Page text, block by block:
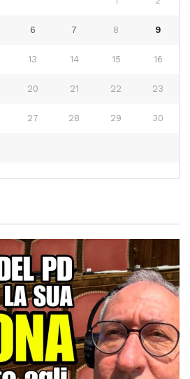
6 7 8 9
13 14 15 16
20 21 22 23
27 28 29 30